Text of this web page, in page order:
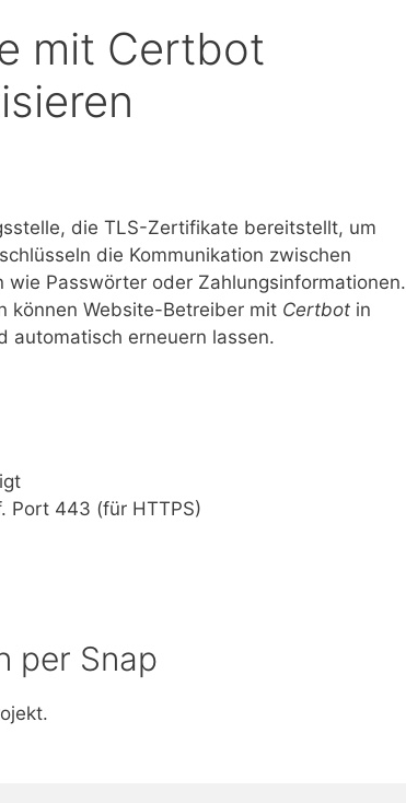
mit Certbot
die TLS-Zertifikate bereitstellt, um
die Kommunikation zwischen
Passwörter oder Zahlungsinformationen.
können Website-Betreiber mit Certbot in
automatisch erneuern lassen.
Port 443 (für HTTPS)
per Snap